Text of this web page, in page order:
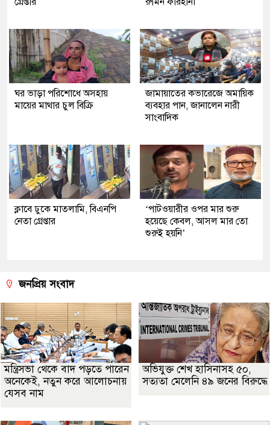
ঘর ভাড়া পরিশোধে অসহায়
মায়ের মাথার চুল বিক্রি
জামায়াতের কভারেজে অমায়িক
ব্যবহার পান, জানালেন নারী
সাংবাদিক
ক্লাবে ঢুকে মাতলামি, বিএনপি
নেতা গ্রেপ্তার
‘পাটওয়ারীর ওপর মার শুরু
হয়েছে কেবল, আসল মার তো
শুরুই হয়নি’
জনপ্রিয় সংবাদ
মন্ত্রিসভা থেকে বাদ পড়তে পারেন
অনেকেই, নতুন করে আলোচনায়
যেসব নাম
অভিযুক্ত শেখ হাসিনাসহ ৫০,
সত্যতা মেলেনি ৪৯ জনের বিরুদ্ধে